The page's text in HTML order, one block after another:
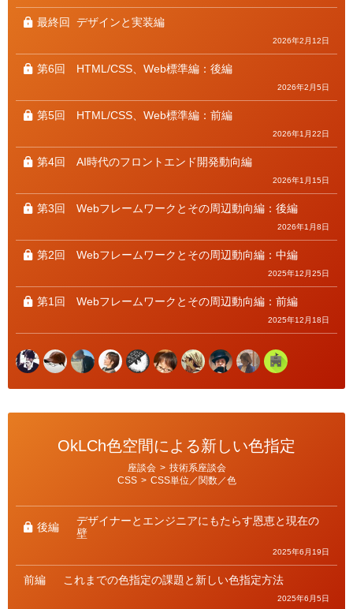
リ
ー
最終回 デザインと実装編
2026年2月12日
第6回 HTML/CSS、Web標準編：後編
2026年2月5日
第5回 HTML/CSS、Web標準編：前編
2026年1月22日
第4回 AI時代のフロントエンド開発動向編
2026年1月15日
第3回 Webフレームワークとその周辺動向編：後編
2026年1月8日
第2回 Webフレームワークとその周辺動向編：中編
2025年12月25日
第1回 Webフレームワークとその周辺動向編：前編
2025年12月18日
OkLCh色空間による新しい色指定
ー
座談会 > 技術系座談会
CSS > CSS単位／関数／色
後編
デザイナーとエンジニアにもたらす恩恵と現在の
壁
2025年6月19日
前編 これまでの色指定の課題と新しい色指定方法
2025年6月5日